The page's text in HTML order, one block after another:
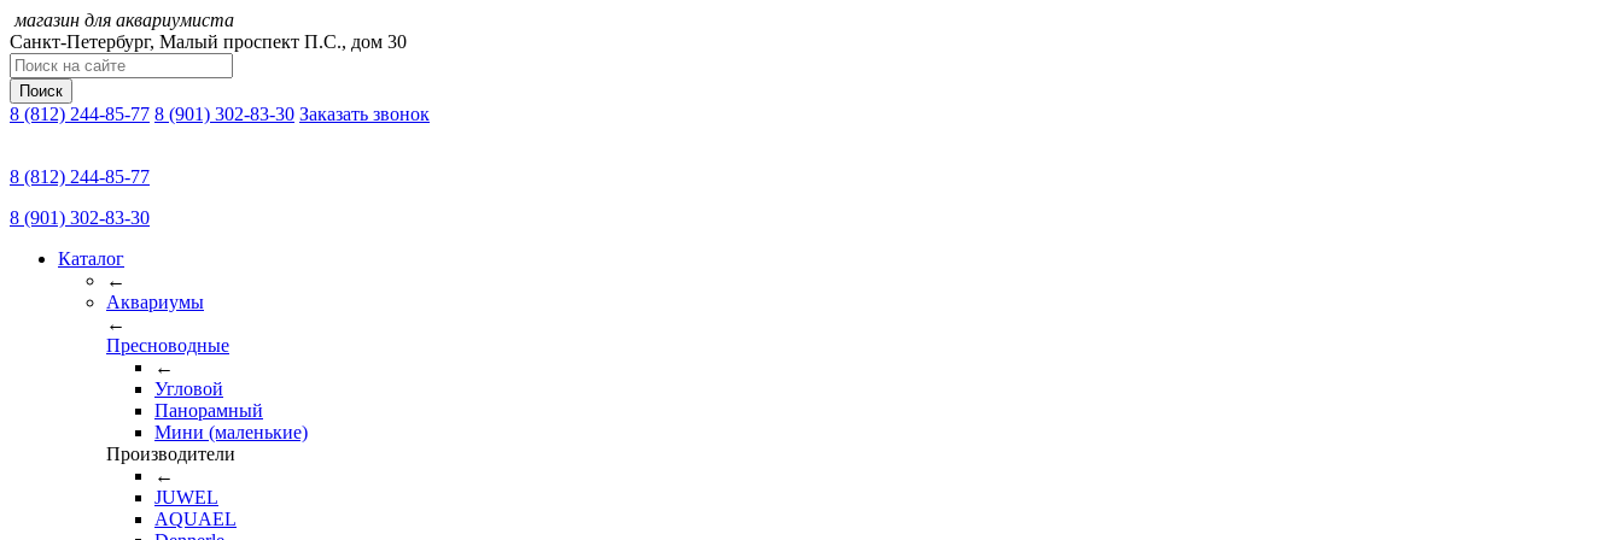
магазин для аквариумиста
Санкт-Петербург, Малый проспект П.C., дом 30
Поиск
8 (812) 244-85-77 8 (901) 302-83-30 Заказать звонок
8 (812) 244-85-77
8 (901) 302-83-30
Каталог
←
Аквариумы
←
Пресноводные
←
Угловой
Панорамный
Мини (маленькие)
Производители
←
JUWEL
AQUAEL